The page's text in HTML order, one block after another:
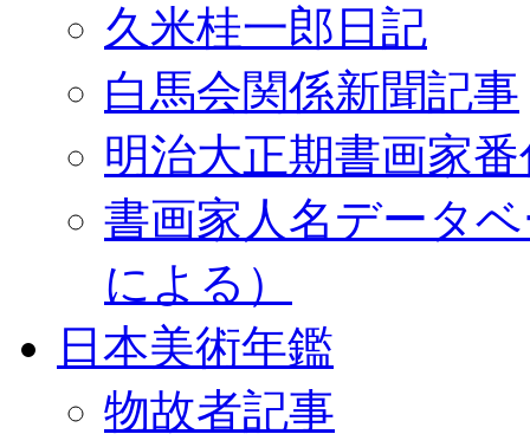
久米桂一郎日記
白馬会関係新聞記事
明治大正期書画家
書画家人名データ
による）
日本美術年鑑
物故者記事